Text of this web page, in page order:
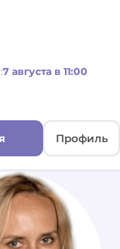
7 августа в 11:00
Профиль